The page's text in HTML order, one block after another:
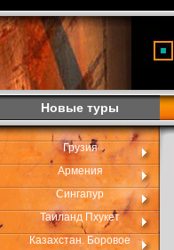
Новые туры
Грузия
Армения
Сингапур
Таиланд Пхукет
Казахстан. Боровое